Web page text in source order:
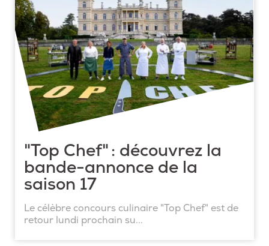
"Top Chef" : découvrez la
bande-annonce de la
saison 17
Le célèbre concours culinaire "Top Chef" est de
retour lundi prochain su...